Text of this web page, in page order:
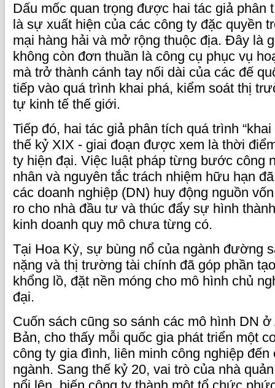
Dấu mốc quan trọng được hai tác giả phân
là sự xuất hiện của các công ty đặc quyền
mại hàng hải và mở rộng thuộc địa. Đây là
không còn đơn thuần là công cụ phục vụ
mà trở thành cánh tay nối dài của các đế
tiếp vào quá trình khai phá, kiểm soát thị
tự kinh tế thế giới.
Tiếp đó, hai tác giả phân tích quá trình
thế kỷ XIX - giai đoạn được xem là thời
ty hiện đại. Việc luật pháp từng bước công
nhân và nguyên tắc trách nhiệm hữu hạn
các doanh nghiệp (DN) huy động nguồn
ro cho nhà đầu tư và thúc đẩy sự hình
kinh doanh quy mô chưa từng có.
Tại Hoa Kỳ, sự bùng nổ của ngành đường
nặng và thị trường tài chính đã góp phần
khổng lồ, đặt nền móng cho mô hình chủ
đại.
Cuốn sách cũng so sánh các mô hình DN
Bản, cho thấy mỗi quốc gia phát triển một
công ty gia đình, liên minh công nghiệp đến
ngành. Sang thế kỷ 20, vai trò của nhà